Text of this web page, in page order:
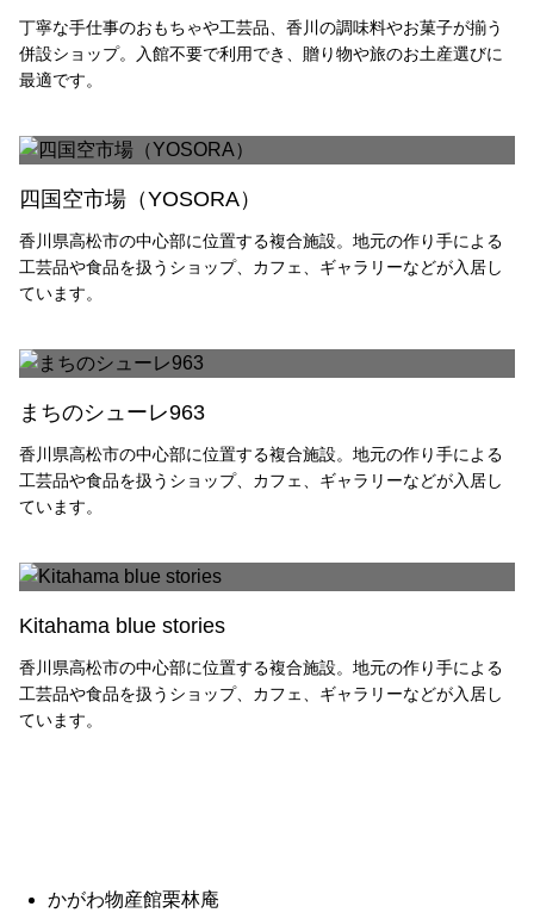
お問い合わせ
丁寧な手仕事のおもちゃや工芸品、香川の調味料やお菓子が揃う
併設ショップ。入館不要で利用でき、贈り物や旅のお土産選びに
最適です。
四国空市場（YOSORA）
香川県高松市の中心部に位置する複合施設。地元の作り手による
工芸品や食品を扱うショップ、カフェ、ギャラリーなどが入居し
ています。
まちのシューレ963
香川県高松市の中心部に位置する複合施設。地元の作り手による
工芸品や食品を扱うショップ、カフェ、ギャラリーなどが入居し
ています。
Kitahama blue stories
香川県高松市の中心部に位置する複合施設。地元の作り手による
工芸品や食品を扱うショップ、カフェ、ギャラリーなどが入居し
ています。
かがわ物産館栗林庵